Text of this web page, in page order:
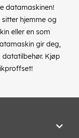
datamaskinen!
hjemme og
eller en som
gir deg,
Kjøp